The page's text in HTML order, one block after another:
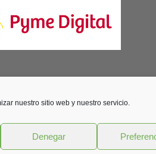
nuestro sitio web y nuestro servicio.
Denegar